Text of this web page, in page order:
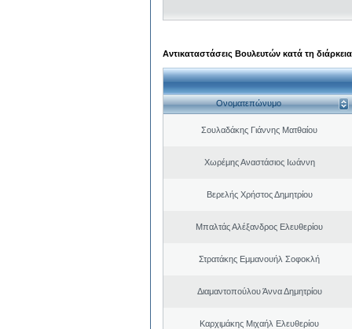
Αντικαταστάσεις Βουλευτών κατά τη
Ονοματεπώνυμο
Σουλαδάκης Γιάννης Ματθαίου
Χωρέμης Αναστάσιος Ιωάννη
Βερελής Χρήστος Δημητρίου
Μπαλτάς Αλέξανδρος Ελευθερίου
Στρατάκης Εμμανουήλ Σοφοκλή
Διαμαντοπούλου Άννα Δημητρίου
Καρχιμάκης Μιχαήλ Ελευθερίου